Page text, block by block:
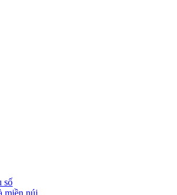
số
miền núi